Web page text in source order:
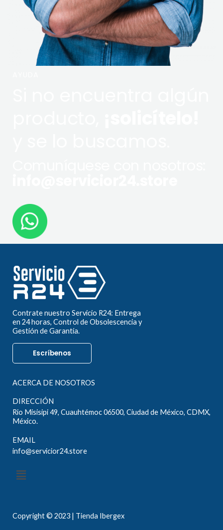
Contrate nuestro Servicio R24: Entrega
en 24 horas, Control de Obsolescencia y
Gestión de Garantía.
Escríbenos
ACERCA DE NOSOTROS
DIRECCIÓN
Rio Misisipi 49, Cuauhtémoc 06500, Ciudad de México, CDMX,
México.
EMAIL
info@servicior24.store
Menú
Copyright © 2023 | Tienda Ibergex